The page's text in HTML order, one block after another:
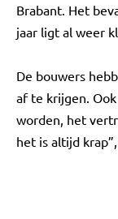
Brabant. Het
jaar ligt al weer
De bouwers
af te krijgen.
worden, het
het is altijd